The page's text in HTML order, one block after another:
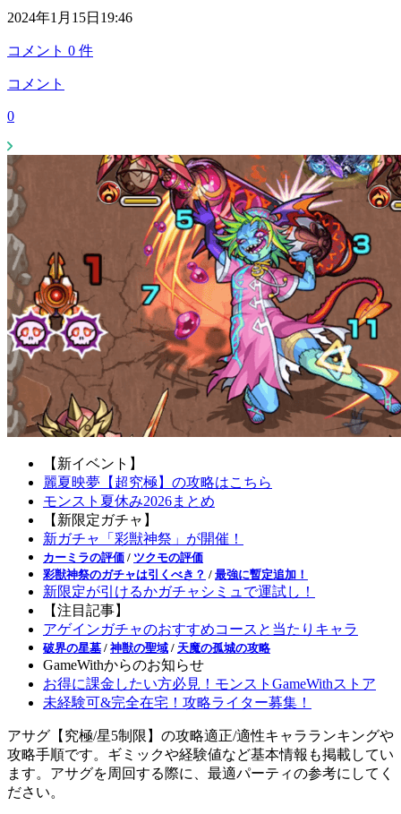
2024年1月15日19:46
コメント 0 件
コメント
0
【新イベント】
麗夏映夢【超究極】の攻略はこちら
モンスト夏休み2026まとめ
【新限定ガチャ】
新ガチャ「彩獣神祭」が開催！
カーミラの評価 / ツクモの評価
彩獣神祭のガチャは引くべき？ / 最強に暫定追加！
新限定が引けるかガチャシミュで運試し！
【注目記事】
アゲインガチャのおすすめコースと当たりキャラ
破界の星墓 / 神獣の聖域 / 天魔の孤城の攻略
GameWithからのお知らせ
お得に課金したい方必見！モンストGameWithストア
未経験可&完全在宅！攻略ライター募集！
アサグ【究極/星5制限】の攻略適正/適性キャラランキングや
攻略手順です。ギミックや経験値など基本情報も掲載してい
ます。アサグを周回する際に、最適パーティの参考にしてく
ださい。